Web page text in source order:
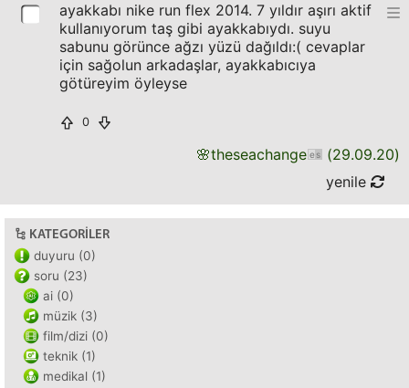
ayakkabı nike run flex 2014. 7 yıldır aşırı aktif
kullanıyorum taş gibi ayakkabıydı. suyu
sabunu görünce ağzı yüzü dağıldı:( cevaplar
için sağolun arkadaşlar, ayakkabıcıya
götüreyim öyleyse
0
🌸theseachange (29.09.20)
yenile
KATEGORILER
duyuru (0)
soru (23)
ai (0)
müzik (3)
film/dizi (0)
teknik (1)
medikal (1)